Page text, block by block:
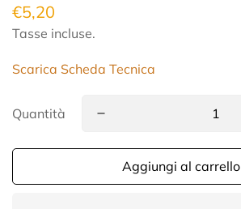
Prezzo
regolare
€5,20
Tasse incluse.
Scarica Scheda Tecnica
Quantità
Aggiungi al carrello